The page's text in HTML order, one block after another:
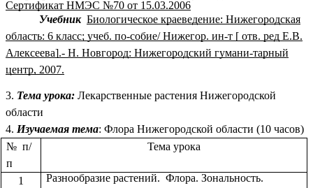
Сертификат НМЭС №70 от 15.03.2006
Учебник Биологическое краеведение: Нижегородская
область: 6 класс; учеб. по-собие/ Нижегор. ин-т [ отв. ред Е.В.
Алексеева].- Н. Новгород: Нижегородский гумани-тарный
центр, 2007.
3. Тема урока: Лекарственные растения Нижегородской
области
4. Изучаемая тема: Флора Нижегородской области (10 часов)
№ п/
п
Тема урока
1
Разнообразие растений. Флора. Зональность.